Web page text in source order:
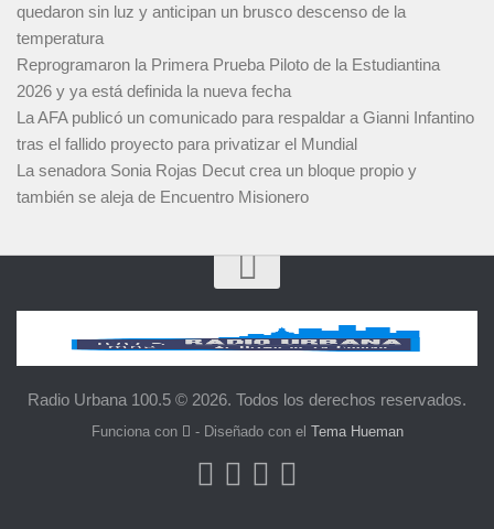
quedaron sin luz y anticipan un brusco descenso de la
temperatura
Reprogramaron la Primera Prueba Piloto de la Estudiantina
2026 y ya está definida la nueva fecha
La AFA publicó un comunicado para respaldar a Gianni Infantino
tras el fallido proyecto para privatizar el Mundial
La senadora Sonia Rojas Decut crea un bloque propio y
también se aleja de Encuentro Misionero
Radio Urbana 100.5 © 2026. Todos los derechos reservados.
Funciona con - Diseñado con el Tema Hueman